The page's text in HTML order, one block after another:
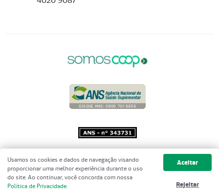
Copyright 2001 - 2026 Unimed do
Brasil - Todos os direitos reservados
Usamos os cookies e dados de navegação visando
proporcionar uma melhor experiência durante o uso
do site. Ao continuar, você concorda com nossa
Política de Privacidade.
Aceitar
Rejeitar